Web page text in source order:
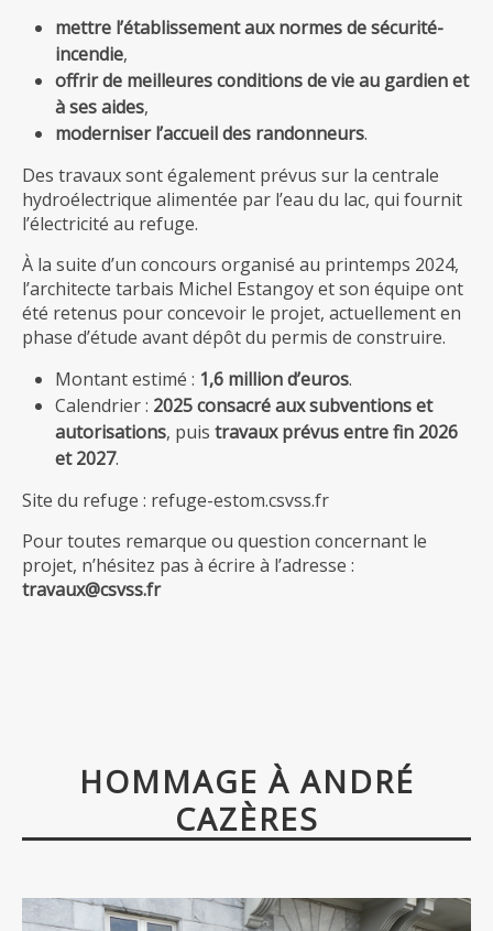
mettre l’établissement aux normes de sécurité-
incendie,
offrir de meilleures conditions de vie au gardien et
à ses aides,
moderniser l’accueil des randonneurs.
Des travaux sont également prévus sur la centrale
hydroélectrique alimentée par l’eau du lac, qui fournit
l’électricité au refuge.
À la suite d’un concours organisé au printemps 2024,
l’architecte tarbais Michel Estangoy et son équipe ont
été retenus pour concevoir le projet, actuellement en
phase d’étude avant dépôt du permis de construire.
Montant estimé : 1,6 million d’euros.
Calendrier : 2025 consacré aux subventions et
autorisations, puis travaux prévus entre fin 2026
et 2027.
Site du refuge : refuge-estom.csvss.fr
Pour toutes remarque ou question concernant le
projet, n’hésitez pas à écrire à l’adresse :
travaux@csvss.fr
HOMMAGE À ANDRÉ
CAZÈRES